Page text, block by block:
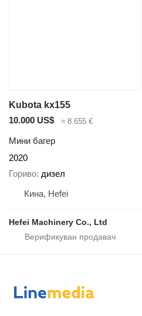
Kubota kx155
10.000 US$
≈ 8.655 €
Мини багер
2020
Гориво дизел
Кина, Hefei
Hefei Machinery Co., Ltd